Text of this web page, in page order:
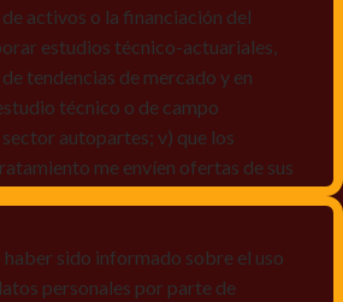
activos o la financiación del
estudios técnico-actuariales,
tendencias de mercado y en
técnico o de campo
autopartes; v) que los
me envíen ofertas de sus
de datos de acuerdo a las
de los titulares de Datos
haber sido informado sobre el uso
personales por parte de